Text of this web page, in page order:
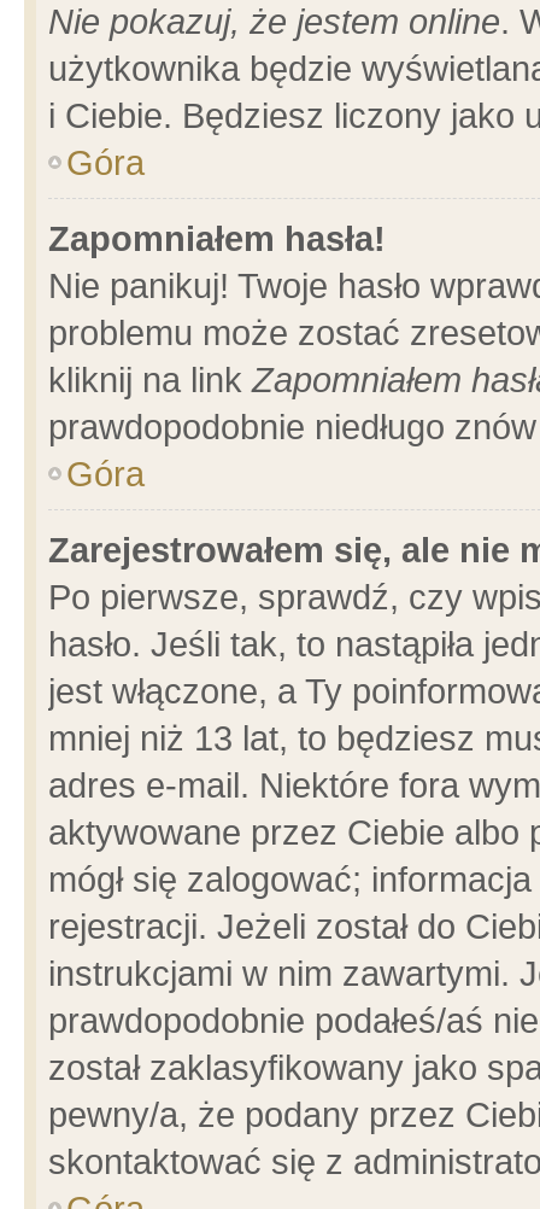
Nie pokazuj, że jestem online.
użytkownika będzie
i Ciebie. Będziesz liczony jako
Góra
Zapomniałem hasła!
Nie panikuj! Twoje hasło
problemu może zostać
kliknij na linkZapomniałem
prawdopodobnie niedługo
Góra
Zarejestrowałem się, ale nie
Po pierwsze, sprawdź, czy
hasło. Jeśli tak, to nastąpiła
jest włączone, a Ty
mniej niż 13 lat, to będziesz
adres e-mail. Niektóre fora
aktywowane przez Ciebie albo
mógł się zalogować;
rejestracji. Jeżeli został do
instrukcjami w nim zawartymi.
prawdopodobnie podałeś/aś
został zaklasyfikowany jako
pewny/a, że podany przez
skontaktować się z